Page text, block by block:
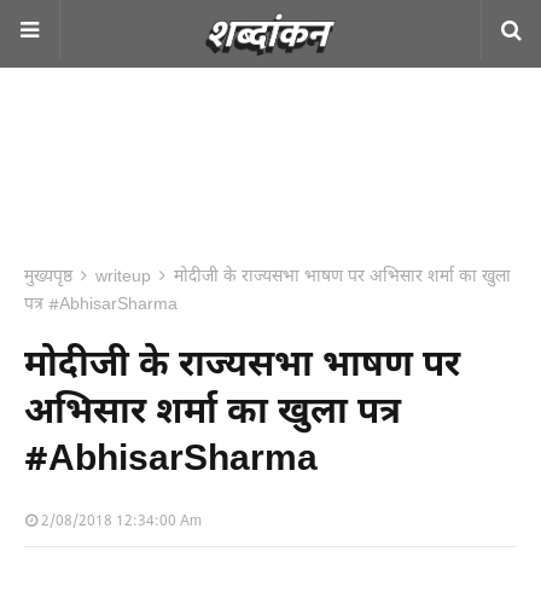
मुख्यपृष्ठ writeup
मोदीजी के राज्यसभा भाषण पर अभिसार शर्मा का खुला
पत्र #AbhisarSharma
मोदीजी के राज्यसभा भाषण पर
अभिसार शर्मा का खुला पत्र
#AbhisarSharma
2/08/2018 12:34:00 Am